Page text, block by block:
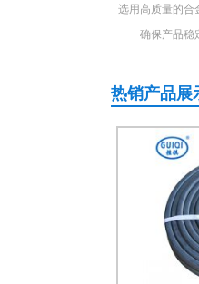
选用高质量的合
确保产品稳
热销产品展